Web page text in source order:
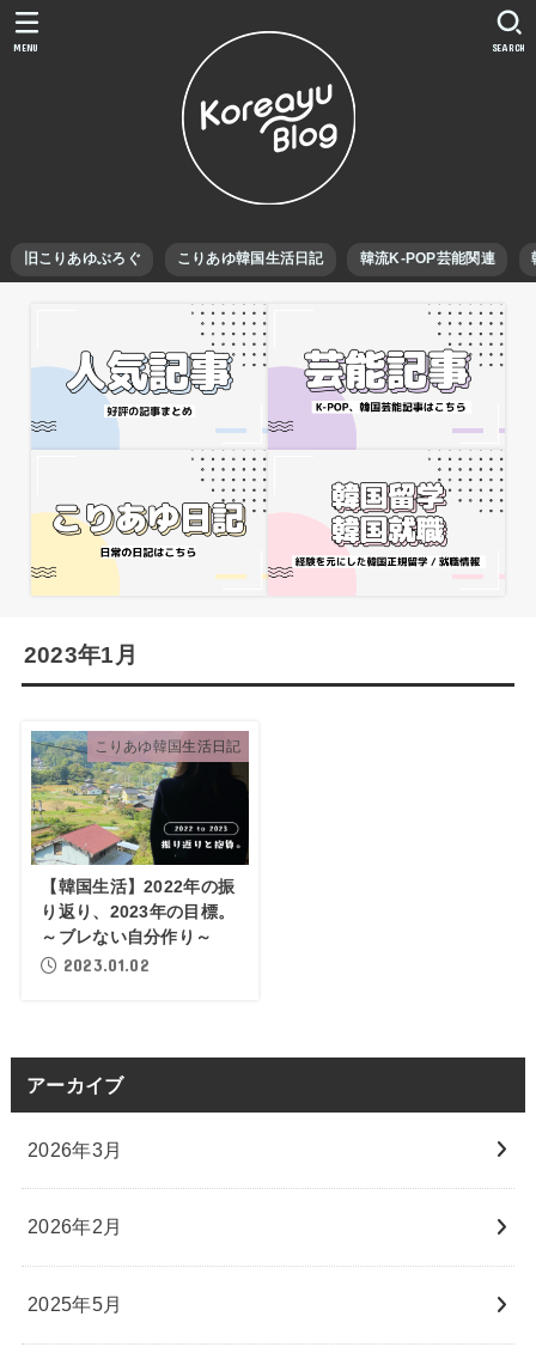
旧こりあゆぶろぐ こりあゆ韓国生活日記 韓流K-POP芸能関連
SEARCH
MENU
2023年1月
こりあゆ韓国生活日記
【韓国生活】2022年の振
り返り、2023年の目標。
～ブレない自分作り～
2023.01.02
アーカイブ
2026年3月
2026年2月
2025年5月